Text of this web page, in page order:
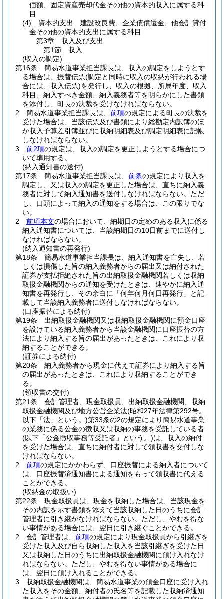
価額、固定資産売却代金その他の資本的収入に属する科
目
(4)
資本的支出 建設改良費、企業債償還金、他会計貸付
金その他の資本的支出に属する科目
第3章
収入及び支出
第1節
収入
(収入の調定)
第16条
簡易水道事業担当課長は、収入の調定をしようとす
る場合は、振替伝票(調定と同時に収入の収納が行われる場
合には、収入伝票)を発行し、収入の根拠、所属年度、収入
科目、納入すべき金額、納入義務者等を明らかにした書類
を添付し、町長の決裁を受けなければならない。
2
簡易水道事業担当課長は、 前項の規定による町長の決裁を
受けた場合は、当該伝票及び書類により総勘定内訳簿のほ
か収入予算差引簿並びに収納明細表及び調定明細表に記帳
しなければならない。
3
前2項の規定は、収入の調定を更正しようとする場合につ
いて準用する。
(納入通知書の送付)
第17条
簡易水道事業担当課長は、 前条の規定により収入を
調定し、又は収入の調定を更正した場合は、直ちに納入義
務者に対して納入通知書を送付しなければならない。 ただ
し、口頭によって納入の通知をする場合は、この限りでな
い。
2
前項本文の場合において、納期日の定めのある収入に係る
納入通知書については、当該納期日の10日前までに送付し
なければならない。
(納入通知書の再発行)
第18条
簡易水道事業担当課長は、納入通知書を亡失し、若
しくは損傷した旨の納入義務者からの届出又は納付された
証券が支払拒絶された旨の出納取扱金融機関若しくは収納
取扱金融機関からの通知を受けたときは、速やかに納入通
知書を再発行し、その余白に「何年何月何日再発行」と記
載して当該納入義務者に送付しなければならない。
(口座振替による納付)
第19条
出納取扱金融機関又は収納取扱金融機関に預金口座
を設けている納入義務者から当該金融機関に口座振替の方
法により納入する旨の届出があったときは、これにより収
納することができる。
(証券による納付)
第20条
納入義務者から現金に代えて証券により納入する旨
の届出があったときは、これにより収納することができ
る。
(領収書の交付)
第21条
会計管理者、現金取扱員、出納取扱金融機関、収納
取扱金融機関及び地方公営企業法(昭和27年法律第292号。
以下「法」という。)第33条の2の規定により簡易水道事業
の業務に係る公金の徴収又は収納の事務を受託している者
(以下「公金徴収事務等受託者」という。)は、収入の納付
を受けた場合は、直ちに納付者に対して領収書を交付しな
ければならない。
2
前項の規定にかかわらず、口座振替による納入者について
は、口座振替済通知書による通知をもって領収書に代える
ことができる。
(収納金の取扱い)
第22条
現金取扱員は、現金を収納した場合は、当該現金を
その内訳を示す書類を添えて当該収納した日のうちに会計
管理者に引き継がなければならない。 ただし、やむを得な
い事情がある場合には、翌日に引き継ぐことができる。
2
会計管理者は、 前項の規定により現金取扱員から引継ぎを
受けた収入及び自ら収納した収入を当該引継ぎを受けた日
又は収納した日のうちに出納取扱金融機関に預け入れなけ
ればならない。 ただし、やむを得ない事情がある場合に
は、翌日に預け入れることができる。
3
収納取扱金融機関は、簡易水道事業の預金口座に受け入れ
た収入をその金額、納付者の氏名等を記載した収納済通知